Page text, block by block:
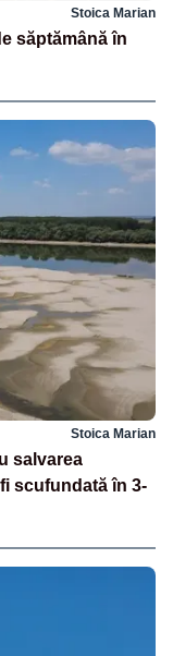
Stoica Marian
săptămână în
Stoica Marian
salvarea
scufundată în 3-